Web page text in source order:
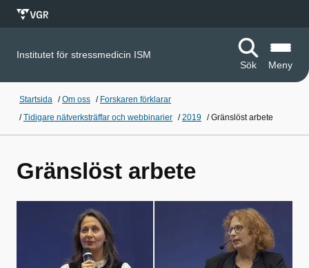
Institutet för stressmedicin ISM
Sök
Meny
Startsida /Om oss / Forskaren förklarar
/Tidigare nätverksträffar och webbinarier /2019 /Gränslöst arbete
Gränslöst arbete